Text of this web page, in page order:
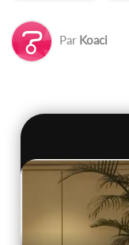
Par Koaci